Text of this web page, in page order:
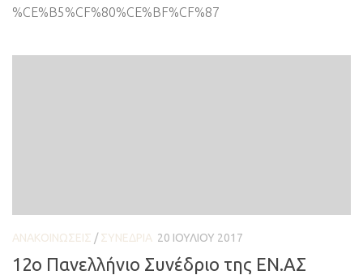
%CE%B5%CF%80%CE%BF%CF%87
ΑΝΑΚΟΙΝΏΣΕΙΣ /ΣΥΝΈΔΡΙΑ 20 ΙΟΥΛΊΟΥ 2017
12ο Πανελλήνιο Συνέδριο της ΕΝ.ΑΣ